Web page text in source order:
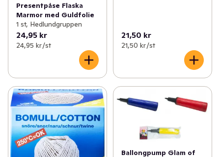
Presentpåse Flaska
Marmor med Guldfolie
1 st, Hedlundgruppen
24,95 kr
24,95 kr /st
21,50 kr
21,50 kr /st
Ballongpump Glam of